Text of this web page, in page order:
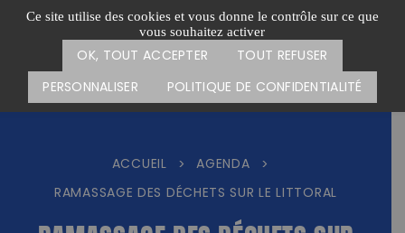
Ce site utilise des cookies et vous donne le contrôle sur ce que
vous souhaitez activer
OK, TOUT ACCEPTER
TOUT REFUSER
PERSONNALISER
POLITIQUE DE CONFIDENTIALITÉ
Passer
Menu
CARTE DES ACTIONS FAIRE UN DON
ACCUEIL > AGENDA
>
RAMASSAGE DES DÉCHETS SUR LE LITTORAL